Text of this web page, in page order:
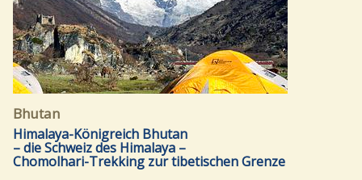
Bhutan
Himalaya-Königreich Bhutan
– die Schweiz des Himalaya –
Chomolhari-Trekking zur tibetischen Grenze